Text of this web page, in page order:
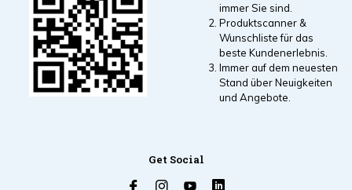
immer Sie sind.
Produktscanner &
Wunschliste für das
beste Kundenerlebnis.
Immer auf dem neuesten
Stand über Neuigkeiten
und Angebote.
Get Social